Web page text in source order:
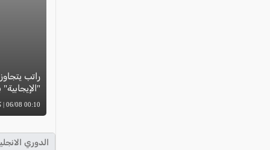
00:10 06/08 | كل العرب
الدوري